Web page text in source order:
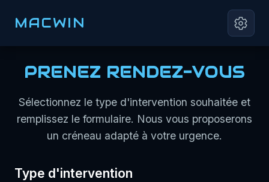
MACWIN
PRENEZ RENDEZ-VOUS
Sélectionnez le type d'intervention souhaitée et
remplissez le formulaire. Nous vous proposerons
un créneau adapté à votre urgence.
Type d'intervention